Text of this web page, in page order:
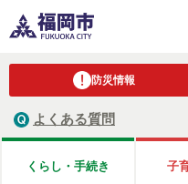
防災情報
よくある質問
くらし・手続き 子